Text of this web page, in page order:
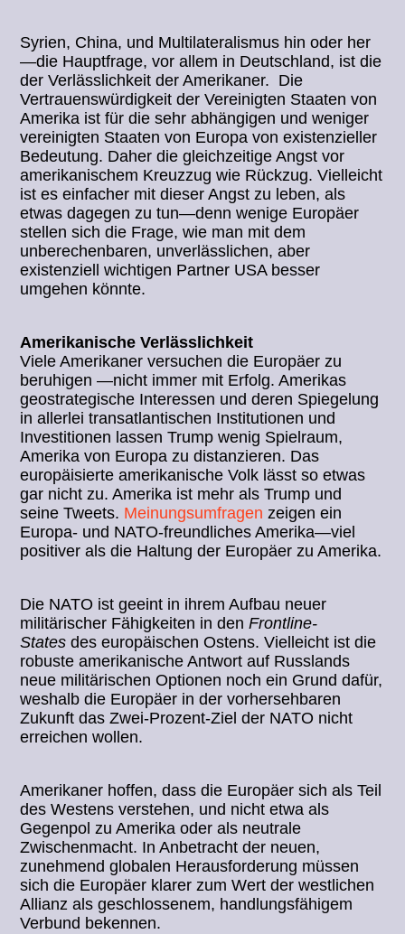
Syrien, China, und Multilateralismus hin oder her
—die Hauptfrage, vor allem in Deutschland, ist die
der Verlässlichkeit der Amerikaner. Die
Vertrauenswürdigkeit der Vereinigten Staaten von
Amerika ist für die sehr abhängigen und weniger
vereinigten Staaten von Europa von existenzieller
Bedeutung. Daher die gleichzeitige Angst vor
amerikanischem Kreuzzug wie Rückzug. Vielleicht
ist es einfacher mit dieser Angst zu leben, als
etwas dagegen zu tun—denn wenige Europäer
stellen sich die Frage, wie man mit dem
unberechenbaren, unverlässlichen, aber
existenziell wichtigen Partner USA besser
umgehen könnte.
Amerikanische Verlässlichkeit
Viele Amerikaner versuchen die Europäer zu
beruhigen —nicht immer mit Erfolg. Amerikas
geostrategische Interessen und deren Spiegelung
in allerlei transatlantischen Institutionen und
Investitionen lassen Trump wenig Spielraum,
Amerika von Europa zu distanzieren. Das
europäisierte amerikanische Volk lässt so etwas
gar nicht zu. Amerika ist mehr als Trump und
seine Tweets. Meinungsumfragen zeigen ein
Europa- und NATO-freundliches Amerika—viel
positiver als die Haltung der Europäer zu Amerika.
Die NATO ist geeint in ihrem Aufbau neuer
militärischer Fähigkeiten in denFrontline-
States des europäischen Ostens. Vielleicht ist die
robuste amerikanische Antwort auf Russlands
neue militärischen Optionen noch ein Grund dafür,
weshalb die Europäer in der vorhersehbaren
Zukunft das Zwei-Prozent-Ziel der NATO nicht
erreichen wollen.
Amerikaner hoffen, dass die Europäer sich als Teil
des Westens verstehen, und nicht etwa als
Gegenpol zu Amerika oder als neutrale
Zwischenmacht. In Anbetracht der neuen,
zunehmend globalen Herausforderung müssen
sich die Europäer klarer zum Wert der westlichen
Allianz als geschlossenem, handlungsfähigem
Verbund bekennen.